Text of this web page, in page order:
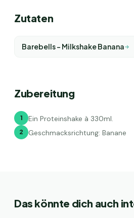
Zutaten
Barebells - Milkshake Banana
Zubereitung
1 Ein Proteinshake à 330ml.
2 Geschmacksrichtung: Banane
Das könnte dich auch